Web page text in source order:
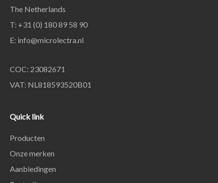
The Netherlands
T: +31 (0) 180 89 58 90
E: info@microlectra.nl
COC: 23082671
VAT: NL818593520B01
Quick link
Producten
Onze merken
Aanbiedingen